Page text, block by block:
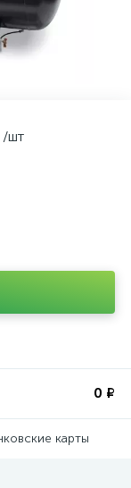
/шт
0 ₽
карты